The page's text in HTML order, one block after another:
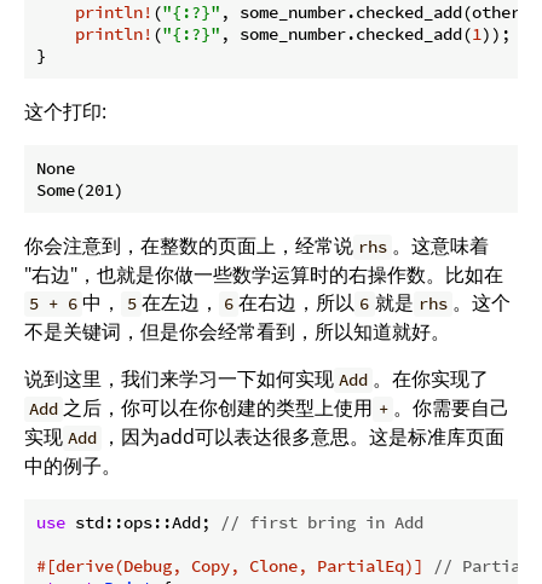
println! ("{:?}" ,
println! ("{:?}" , some_number.checked_add(1));
}
这个打印:
None
你会注意到，在整数的页面上，经常说 rhs 。这意味着
"右边"，也就是你做一些数学运算时的右操作数。比如在
5 + 6 中， 5 在左边， 6 在右边，所以 6 就是 rhs 。这个
不是关键词，但是你会经常看到，所以知道就好。
说到这里，我们来学习一下如何实现 Add 。在你实现了
Add 之后，你可以在你创建的类型上使用 + 。你需要自己
实现 Add
，因为add可以表达很多意思。这是标准库页面
中的例子。
use std::ops::Add;
// first bring in Add
#[derive(Debug, Copy, Clone, PartialEq)]
//